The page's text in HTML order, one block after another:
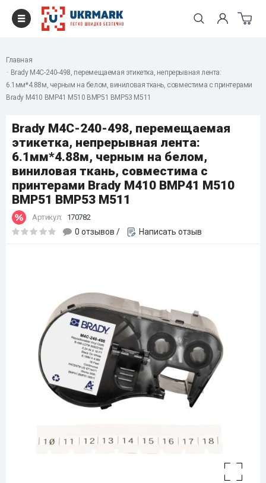
Главная
Brady M4C-240-498, перемещаемая этикетка, непрерывная лента:
6.1мм*4.88м, черным на белом, виниловая ткань, совместима с принтерами
Brady M410 BMP41 M510 BMP51 BMP53 M511
Brady M4C-240-498, перемещаемая
этикетка, непрерывная лента:
6.1мм*4.88м, черным на белом,
виниловая ткань, совместима с
принтерами Brady M410 BMP41 M510
BMP51 BMP53 M511
Артикул: 170782
0 отзывов / Написать отзыв